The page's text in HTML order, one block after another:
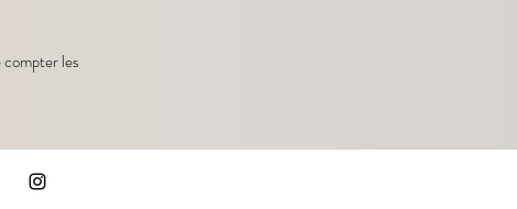
compter les